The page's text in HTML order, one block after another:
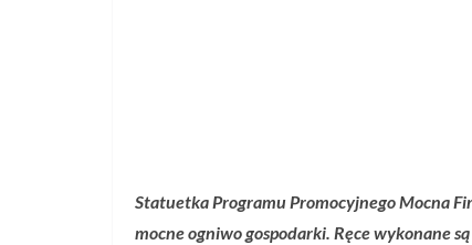
Statuetka Programu Promocyjnego Mocna
mocne ogniwo gospodarki. Ręce wykonane